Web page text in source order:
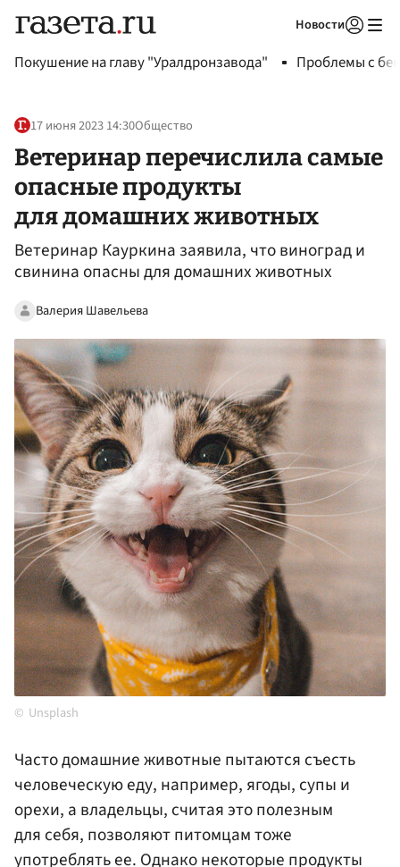
Новости
Покушение на главу "Уралдронзавода" Проблемы с
17 июня 2023 14:30Общество
Ветеринар перечислила самые
опасные продукты
для домашних животных
Ветеринар Кауркина заявила, что виноград и
свинина опасны для домашних животных
Валерия Шавельева
Unsplash
Часто домашние животные пытаются съесть
человеческую еду, например, ягоды, супы и
орехи, а владельцы, считая это полезным
для себя, позволяют питомцам тоже
употреблять ее. Однако некоторые продукты